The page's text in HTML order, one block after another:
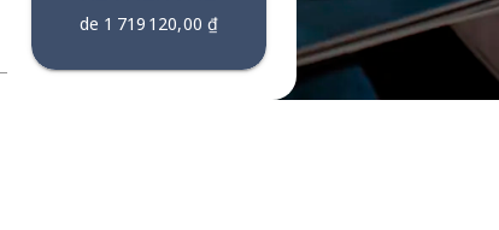
de 1 719 120,00 ₫